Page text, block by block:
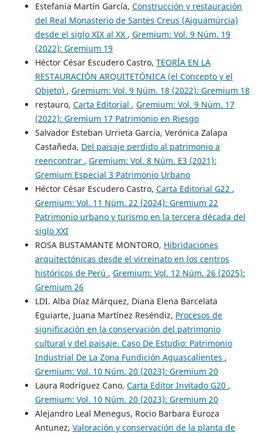
Estefania Martín García, Construcción y restauración
del Real Monasterio de Santes Creus (Aiguamúrcia)
desde el siglo XIX al XX , Gremium: Vol. 9 Núm. 19
(2022): Gremium 19
Héctor César Escudero Castro, TEORÍA EN LA
RESTAURACIÓN ARQUITETÓNICA (el Concepto y el
Objeto) , Gremium: Vol. 9 Núm. 18 (2022): Gremium 18
restauro, Carta Editorial , Gremium: Vol. 9 Núm. 17
(2022): Gremium 17 Patrimonio en Riesgo
Salvador Esteban Urrieta García, Verónica Zalapa
Castañeda, Del paisaje perdido al patrimonio a
reencontrar , Gremium: Vol. 8 Núm. E3 (2021):
Gremium Especial 3 Patrimonio Urbano
Héctor César Escudero Castro, Carta Editorial G22 ,
Gremium: Vol. 11 Núm. 22 (2024): Gremium 22
Patrimonio urbano y turismo en la tercera década del
siglo XXI
ROSA BUSTAMANTE MONTORO, Hibridaciones
arquitectónicas desde el virreinato en los centros
históricos de Perú , Gremium: Vol. 12 Núm. 26 (2025):
Gremium 26
LDI. Alba Díaz Márquez, Diana Elena Barcelata
Eguiarte, Juana Martínez Reséndiz, Procesos de
significación en la conservación del patrimonio
cultural y del paisaje. Caso De Estudio: Patrimonio
Industrial De La Zona Fundición Aguascalientes ,
Gremium: Vol. 10 Núm. 20 (2023): Gremium 20
Laura Rodríguez Cano, Carta Editor Invitado G20 ,
Gremium: Vol. 10 Núm. 20 (2023): Gremium 20
Alejandro Leal Menegus, Rocio Barbara Euroza
Antunez, Valoración y conservación de la planta de